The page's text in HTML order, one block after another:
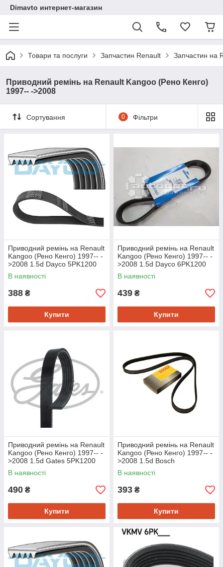
Dimavto интернет-магазин
Товари та послуги Запчастин Renault Запчастин на
Приводний ремінь на Renault Kangoo (Рено Кенго)
1997-- ->2008
Сортування 0 Фільтри
Приводний ремінь на Renault
Kangoo (Рено Кенго) 1997-- -
>2008 1.5d Dayco 5PK1200
В наявності
388 ₴
Купити
Приводний ремінь на Renault
Kangoo (Рено Кенго) 1997-- -
>2008 1.5d Dayco 6PK1200
В наявності
439 ₴
Купити
Приводний ремінь на Renault
Kangoo (Рено Кенго) 1997-- -
>2008 1.5d Gates 5PK1200
В наявності
490 ₴
Купити
Приводний ремінь на Renault
Kangoo (Рено Кенго) 1997-- -
>2008 1.5d Bosch
1987948410
В наявності
393 ₴
Купити